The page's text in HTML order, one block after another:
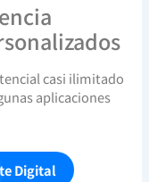
casi ilimitado
aplicaciones
Digital